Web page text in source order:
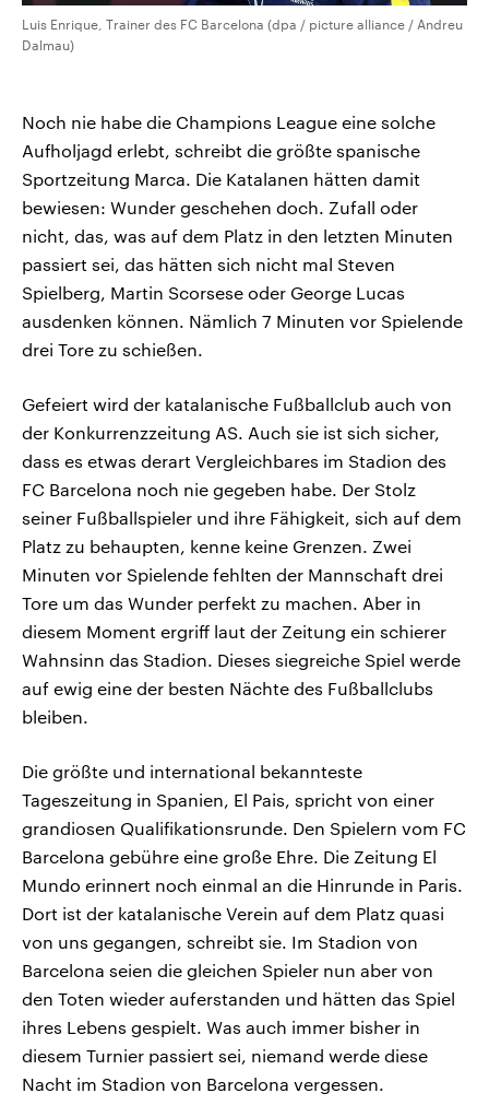
Luis Enrique, Trainer des FC Barcelona (dpa / picture alliance / Andreu
Dalmau)
Noch nie habe die Champions League eine solche
Aufholjagd erlebt, schreibt die größte spanische
Sportzeitung Marca. Die Katalanen hätten damit
bewiesen: Wunder geschehen doch. Zufall oder
nicht, das, was auf dem Platz in den letzten Minuten
passiert sei, das hätten sich nicht mal Steven
Spielberg, Martin Scorsese oder George Lucas
ausdenken können. Nämlich 7 Minuten vor Spielende
drei Tore zu schießen.
Gefeiert wird der katalanische Fußballclub auch von
der Konkurrenzzeitung AS. Auch sie ist sich sicher,
dass es etwas derart Vergleichbares im Stadion des
FC Barcelona noch nie gegeben habe. Der Stolz
seiner Fußballspieler und ihre Fähigkeit, sich auf dem
Platz zu behaupten, kenne keine Grenzen. Zwei
Minuten vor Spielende fehlten der Mannschaft drei
Tore um das Wunder perfekt zu machen. Aber in
diesem Moment ergriff laut der Zeitung ein schierer
Wahnsinn das Stadion. Dieses siegreiche Spiel werde
auf ewig eine der besten Nächte des Fußballclubs
bleiben.
Die größte und international bekannteste
Tageszeitung in Spanien, El Pais, spricht von einer
grandiosen Qualifikationsrunde. Den Spielern vom FC
Barcelona gebühre eine große Ehre. Die Zeitung El
Mundo erinnert noch einmal an die Hinrunde in Paris.
Dort ist der katalanische Verein auf dem Platz quasi
von uns gegangen, schreibt sie. Im Stadion von
Barcelona seien die gleichen Spieler nun aber von
den Toten wieder auferstanden und hätten das Spiel
ihres Lebens gespielt. Was auch immer bisher in
diesem Turnier passiert sei, niemand werde diese
Nacht im Stadion von Barcelona vergessen.